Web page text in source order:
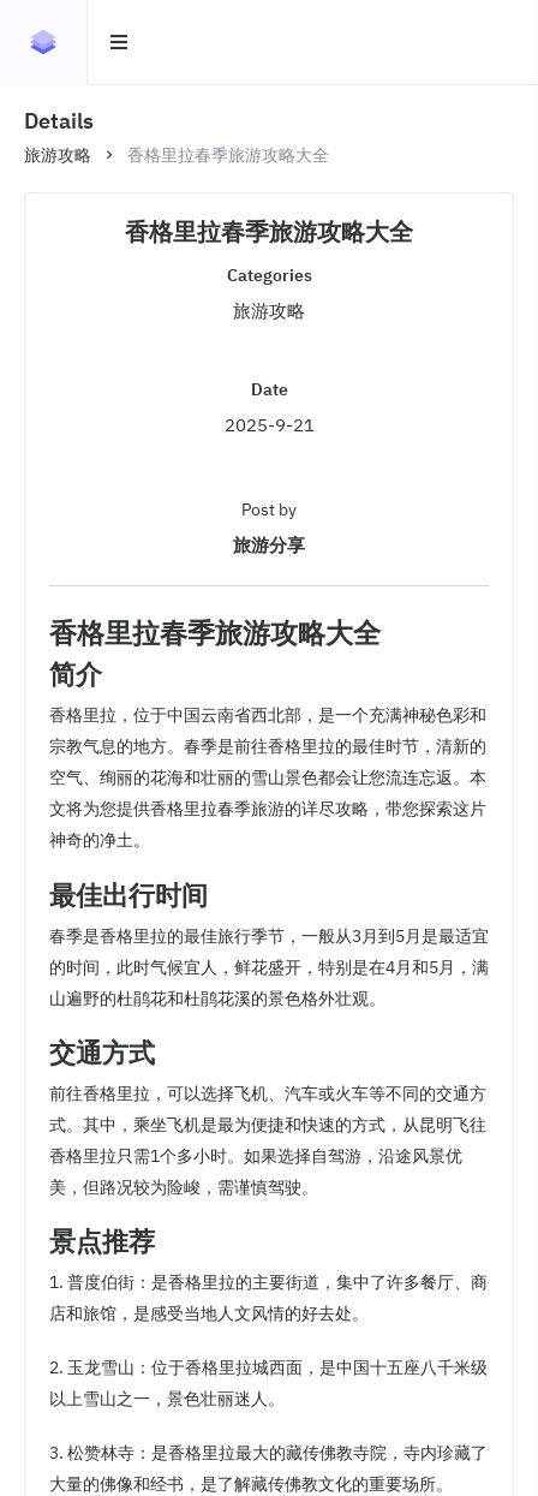
Details
旅游攻略 香格里拉春季旅游攻略大全
香格里拉春季旅游攻略大全
Categories
旅游攻略
Date
2025-9-21
Post by
旅游分享
香格里拉春季旅游攻略大全
简介
香格里拉，位于中国云南省西北部，是一个充满神秘色彩和
宗教气息的地方。春季是前往香格里拉的最佳时节，清新的
空气、绚丽的花海和壮丽的雪山景色都会让您流连忘返。本
文将为您提供香格里拉春季旅游的详尽攻略，带您探索这片
神奇的净土。
最佳出行时间
春季是香格里拉的最佳旅行季节，一般从3月到5月是最适宜
的时间，此时气候宜人，鲜花盛开，特别是在4月和5月，满
山遍野的杜鹃花和杜鹃花溪的景色格外壮观。
交通方式
前往香格里拉，可以选择飞机、汽车或火车等不同的交通方
式。其中，乘坐飞机是最为便捷和快速的方式，从昆明飞往
香格里拉只需1个多小时。如果选择自驾游，沿途风景优
美，但路况较为险峻，需谨慎驾驶。
景点推荐
1. 普度伯街：是香格里拉的主要街道，集中了许多餐厅、商
店和旅馆，是感受当地人文风情的好去处。
2. 玉龙雪山：位于香格里拉城西面，是中国十五座八千米级
以上雪山之一，景色壮丽迷人。
3. 松赞林寺：是香格里拉最大的藏传佛教寺院，寺内珍藏了
大量的佛像和经书，是了解藏传佛教文化的重要场所。